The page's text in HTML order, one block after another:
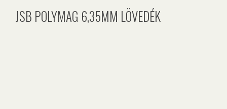
JSB POLYMAG 6,35MM LÖVEDÉK